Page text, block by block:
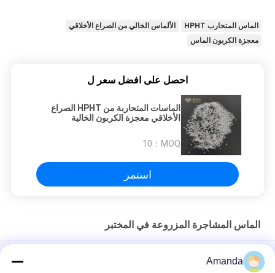
الماس المتحارب HPHT
الألماس الخالي من الصراع الأخلاقي
معجزة الكربون الماس
احصل على افضل سعر ل
الماسات المتحاربة من HPHT الصراع
الأخلاقي معجزة الكربون الخالية
MOQ：
10
استمر
الماس المشاجرة المزروعة في المختبر
المختبر بقطع ممتاز DEF VVS مقابل
Amanda